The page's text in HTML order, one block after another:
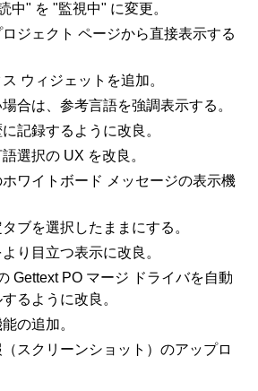
中" を "監視中" に変更。
ジェクト ページから直接表示する
ウィジェットを追加。
合は、参考言語を強調表示する。
記録するように改良。
選択の UX を改良。
ワイトボード メッセージの表示機
ブを選択したままにする。
り目立つ表示に改良。
Gettext PO マージ ドライバを自動
るように改良。
の追加。
スクリーンショット）のアップロ